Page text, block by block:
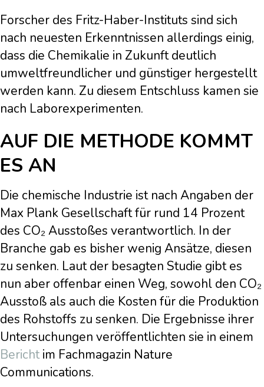
Forscher des Fritz-Haber-Instituts sind sich
nach neuesten Erkenntnissen allerdings einig,
dass die Chemikalie in Zukunft deutlich
umweltfreundlicher und günstiger hergestellt
werden kann. Zu diesem Entschluss kamen sie
nach Laborexperimenten.
AUF DIE METHODE KOMMT
ES AN
Die chemische Industrie ist nach Angaben der
Max Plank Gesellschaft für rund 14 Prozent
des CO₂ Ausstoßes verantwortlich. In der
Branche gab es bisher wenig Ansätze, diesen
zu senken. Laut der besagten Studie gibt es
nun aber offenbar einen Weg, sowohl den CO₂
Ausstoß als auch die Kosten für die Produktion
des Rohstoffs zu senken. Die Ergebnisse ihrer
Untersuchungen veröffentlichten sie in einem
Berichtim Fachmagazin Nature
Communications.